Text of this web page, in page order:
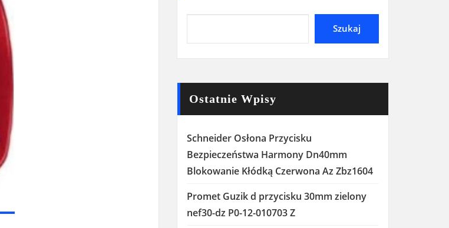
Szukaj
Ostatnie Wpisy
Schneider Osłona Przycisku
Bezpieczeństwa Harmony Dn40mm
Blokowanie Kłódką Czerwona Az Zbz1604
Promet Guzik d przycisku 30mm zielony
nef30-dz P0-12-010703 Z